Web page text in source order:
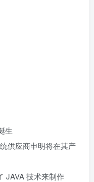
生
供应商申明将在其产
JAVA 技术来制作